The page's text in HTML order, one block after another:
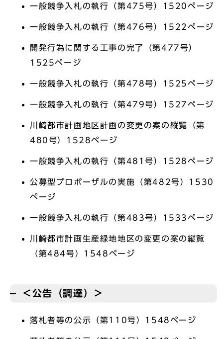
一般競争入札の執行（第475号）1520ページ
一般競争入札の執行（第476号）1522ページ
開発行為に関する工事の完了（第477号）
1525ページ
一般競争入札の執行（第478号）1525ページ
一般競争入札の執行（第479号）1527ページ
川崎都市計画地区計画の変更の案の縦覧（第
480号）1528ページ
一般競争入札の執行（第481号）1528ページ
公募型プロポーザルの実施（第482号）1530
ページ
一般競争入札の執行（第483号）1533ページ
川崎都市計画生産緑地地区の変更の案の縦覧
（第484号）1548ページ
＜公告（調達）＞
落札者等の公示（第110号）1548ページ